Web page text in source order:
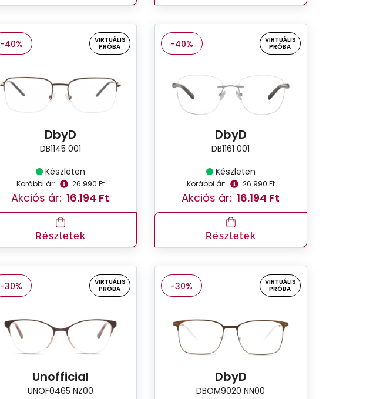
-40%
VIRTUÁLIS
PRÓBA
DbyD
DB1145 001
Készleten
Korábbi ár: 26.990 Ft
Akciós ár: 16.194 Ft
Részletek
-40%
VIRTUÁLIS
PRÓBA
DbyD
DB1161 001
Készleten
Korábbi ár: 26.990 Ft
Akciós ár: 16.194 Ft
Részletek
-30%
VIRTUÁLIS
PRÓBA
Unofficial
UNOF0465 NZ00
-30%
VIRTUÁLIS
PRÓBA
DbyD
DBOM9020 NN00